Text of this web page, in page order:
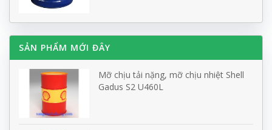
SẢN PHẨM MỚI ĐÂY
Mỡ chịu tải nặng, mỡ chịu nhiệt Shell
Gadus S2 U460L